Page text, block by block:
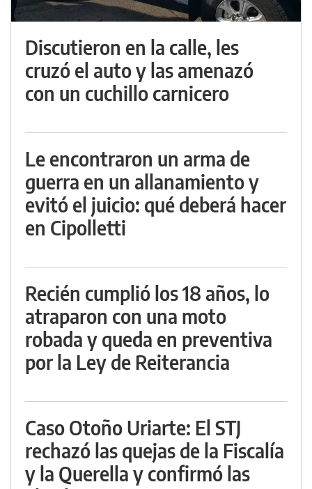
Discutieron en la calle, les
cruzó el auto y las amenazó
con un cuchillo carnicero
Le encontraron un arma de
guerra en un allanamiento y
evitó el juicio: qué deberá hacer
en Cipolletti
Recién cumplió los 18 años, lo
atraparon con una moto
robada y queda en preventiva
por la Ley de Reiterancia
Caso Otoño Uriarte: El STJ
rechazó las quejas de la Fiscalía
y la Querella y confirmó las